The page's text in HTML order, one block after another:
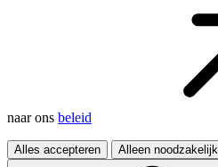
naar ons beleid
Alles accepteren Alleen noodzakelijk